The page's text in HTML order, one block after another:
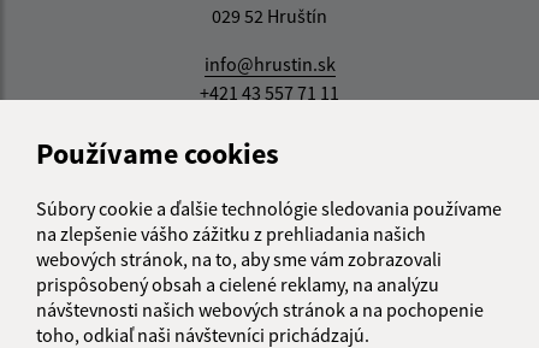
Používame cookies
Súbory cookie a ďalšie technológie sledovania používame
na zlepšenie vášho zážitku z prehliadania našich
webových stránok, na to, aby sme vám zobrazovali
prispôsobený obsah a cielené reklamy, na analýzu
návštevnosti našich webových stránok a na pochopenie
toho, odkiaľ naši návštevníci prichádzajú.
029 52 Hruštín
info@hrustin.sk
+421 43 557 71 11
IČO: 00314501